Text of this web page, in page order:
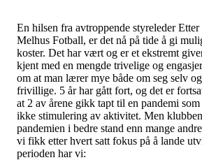
En hilsen fra avtroppende styreleder
Melhus Fotball, er det nå på tide å gi
koster. Det har vært og er et ekstremt
kjent med en mengde trivelige og
om at man lærer mye både om seg selv
frivillige. 5 år har gått fort, og det er
at 2 av årene gikk tapt til en pandemi
ikke stimulering av aktivitet. Men
pandemien i bedre stand enn mange
vi fikk etter hvert satt fokus på å lande
perioden har vi: